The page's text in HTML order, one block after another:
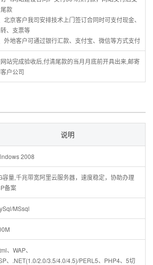
款
北京客户我司安排技术上门签订合同时可支付现金、
、支票等
外地客户可通过银行汇款、支付宝、微信等方式支付
站完成验收后,付清尾款的当月月底前开具出来,邮寄
户公司
说明
2008
容量,千兆带宽阿里云服务器，速度稳定，协助办理
备案
MSsql
、WAP、
、.NET(1.0/2.0/3.5/4.0/4.5)/PERL5、PHP4、5切